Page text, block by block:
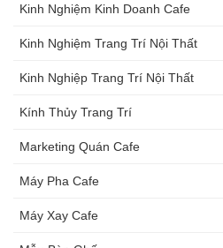
Kinh Nghiệm Kinh Doanh Cafe
Kinh Nghiệm Trang Trí Nội Thất
Kinh Nghiệp Trang Trí Nội Thất
Kính Thủy Trang Trí
Marketing Quán Cafe
Máy Pha Cafe
Máy Xay Cafe